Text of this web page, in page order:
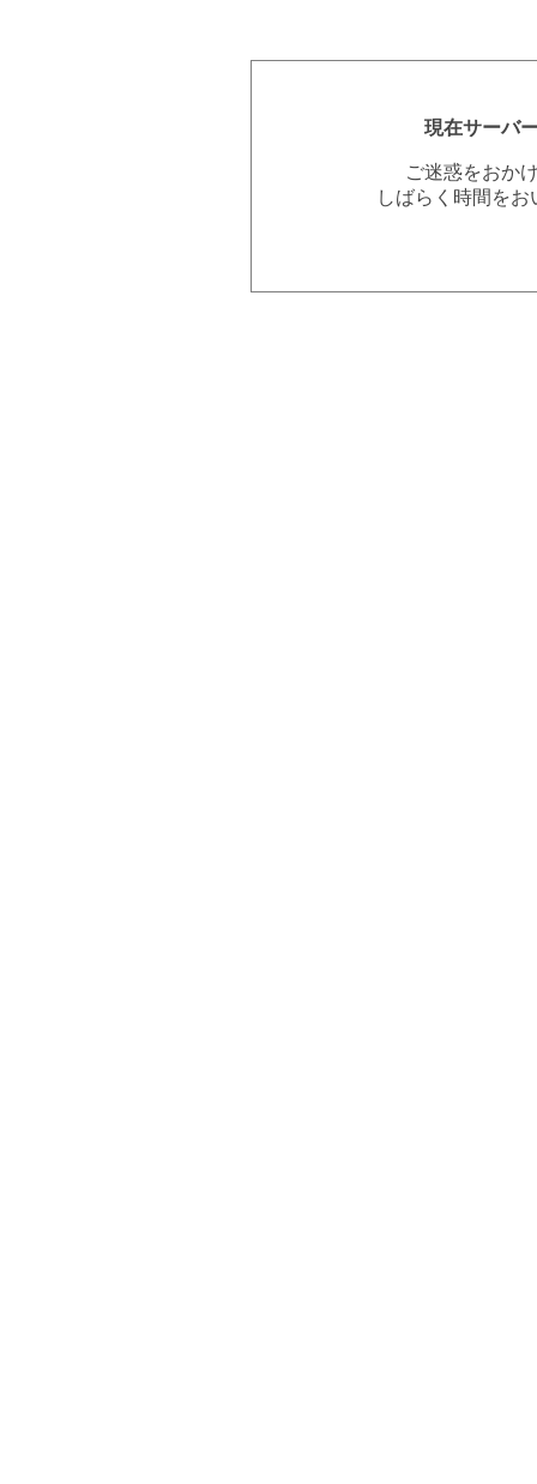
現在サーバ
ご迷惑をおか
しばらく時間を